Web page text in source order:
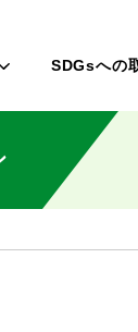
開発
制について
SDGsへの